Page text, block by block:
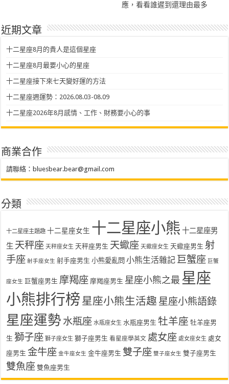
應，看看誰遲到還理由最多
近期文章
十二星座8月的貴人是這個星座
十二星座8月最要小心的星座
十二星座接下來七天變好運的方法
十二星座週運勢：2026.08.03-08.09
十二星座2026年8月感情、工作、財務要小心的事
商業合作
請聯絡： bluesbear.bear@gmail.com
分類
十二星座主題趣 十二星座女生 十二星座小熊 十二星座男
生 天秤座 天秤座女生 天秤座男生 天蠍座 天蠍座女生 天蠍座男生 射
手座 射手座女生 射手座男生 小熊愛亂問 小熊生活雜記 巨蟹座 巨蟹
座女生 巨蟹座男生 摩羯座 摩羯座男生 星座小熊之最 星座
小熊排行榜 星座小熊生活趣 星座小熊語錄
星座運勢 水瓶座 水瓶座女生 水瓶座男生 牡羊座 牡羊座男
生 獅子座 獅子座女生 獅子座男生 看星座學英文 處女座 處女座女生 處女
座男生 金牛座 金牛座女生 金牛座男生 雙子座 雙子座女生 雙子座男生
雙魚座 雙魚座男生